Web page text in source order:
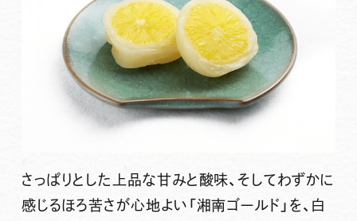
さっぱりとした上品な甘みと酸味、そしてわずかに
感じるほろ苦さが心地よい「湘南ゴールド」を、白